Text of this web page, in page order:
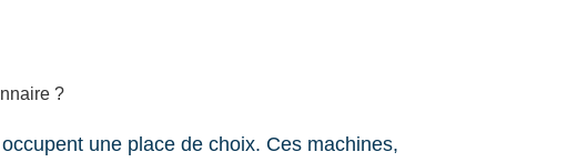
une place de choix. Ces machines,